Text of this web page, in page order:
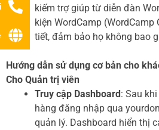
kiếm trợ giúp từ diễn đàn
kiện WordCamp
tiết, đảm bảo họ không bao
Hướng dẫn sử dụng cơ bản cho
Cho Quản trị viên
Truy cập Dashboard: Sau
hàng đăng nhập qua
quản lý. Dashboard hiển thị